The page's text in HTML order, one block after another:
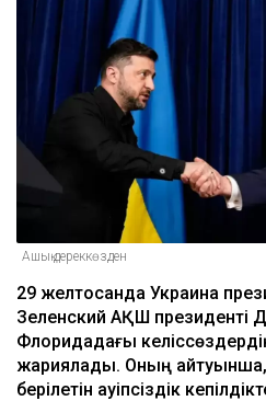
Ашық дереккөзден
29 желтоқсанда Украина
Зеленский АҚШ президенті
Флоридадағы
жариялады. Оның айтуынша,
берілетін қауіпсіздік